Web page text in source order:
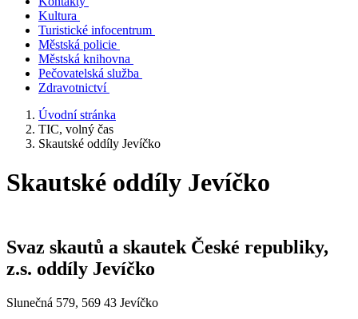
Kultura
Turistické infocentrum
Městská policie
Městská knihovna
Pečovatelská služba
Zdravotnictví
Úvodní stránka
TIC, volný čas
Skautské oddíly Jevíčko
Skautské oddíly Jevíčko
Svaz skautů a skautek České republiky,
z.s. oddíly Jevíčko
Slunečná 579, 569 43 Jevíčko